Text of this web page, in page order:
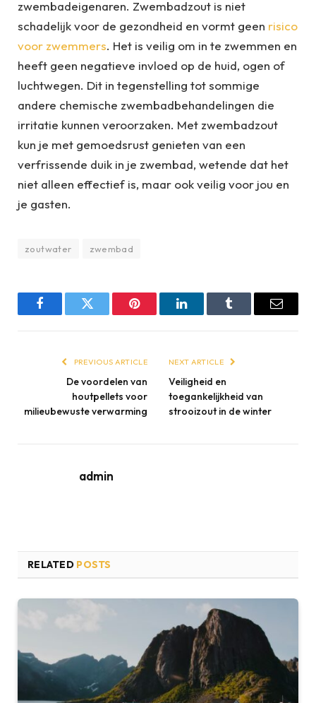
zwembadeigenaren. Zwembadzout is niet
schadelijk voor de gezondheid en vormt geen risico
voor zwemmers. Het is veilig om in te zwemmen en
heeft geen negatieve invloed op de huid, ogen of
luchtwegen. Dit in tegenstelling tot sommige
andere chemische zwembadbehandelingen die
irritatie kunnen veroorzaken. Met zwembadzout
kun je met gemoedsrust genieten van een
verfrissende duik in je zwembad, wetende dat het
niet alleen effectief is, maar ook veilig voor jou en
je gasten.
zoutwater zwembad
FacebookTwitter Pinterest LinkedInTumblr Email
PREVIOUS ARTICLE
De voordelen van
houtpellets voor
milieubewuste verwarming
NEXT ARTICLE
Veiligheid en
toegankelijkheid van
strooizout in de winter
admin
RELATED POSTS